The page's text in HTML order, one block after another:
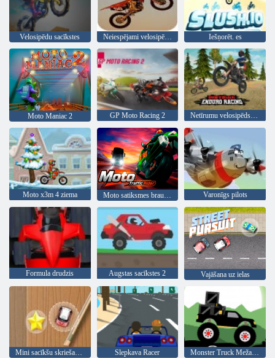
Velosipēdu sacīkstes Neiespējami velosipēdu triecieni Iešņorēt. es
Moto Maniac 2 GP Moto Racing 2
Moto x3m 4 ziema Moto satiksmes braucējs Varonīgs pilots
Formula drudzis Augstas sacīkstes 2 Vajāšana uz ielas
Mini sacīkšu skriešanās Slepkava Racer Monster Truck Meža Piegāde